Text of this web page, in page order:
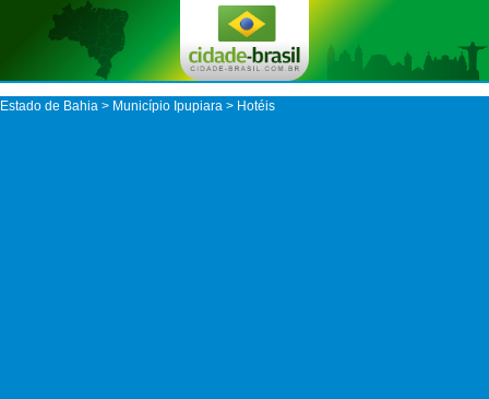
Estado de Bahia > Município Ipupiara > Hotéis